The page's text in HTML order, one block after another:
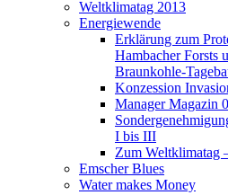
Weltklimatag 2013
Energiewende
Erklärung zum
Hambacher Forsts
Braunkohle-
Konzession
Manager Magazin
I bis III
Zum Weltklimatag
Emscher Blues
Water makes Money